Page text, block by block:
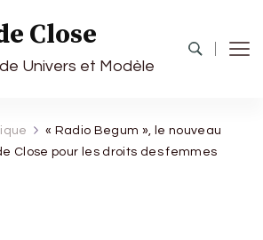
Close
Univers et Modèle
« Radio Begum », le nouveau
Close pour les droits des femmes